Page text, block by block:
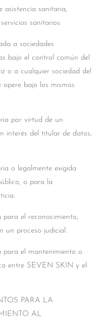
asistencia sanitaria,
sanitarios.
a sociedades
bajo el control común del
o a cualquier sociedad del
bajo los mismos
por virtud de un
interés del titular de datos,
o legalmente exigida
o para la
para el reconocimiento,
un proceso judicial.
para el mantenimiento o
entre SEVEN SKIN y el
PARA LA
AL